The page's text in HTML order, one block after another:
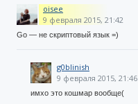
oisee
9 февраля 2015, 21:42
Go — не скриптовый язык =)
g0blinish
9 февраля 2015, 21:46
имхо это кошмар вообще(